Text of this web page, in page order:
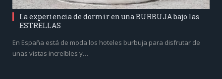
La experiencia de dormir en una BURBUJA bajo las
ESTRELLAS
En España está de moda los hoteles burbuja para disfrutar de
unas vistas increíbles y…